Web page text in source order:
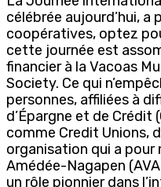
célébrée aujourd’hui,
coopératives, optez
cette journée est
financier à la Vacoas
Society. Ce qui
personnes, affiliées à
d’Épargne et de Crédit
comme Credit Unions,
organisation qui a pour
Amédée-Nagapen
un rôle pionnier dans